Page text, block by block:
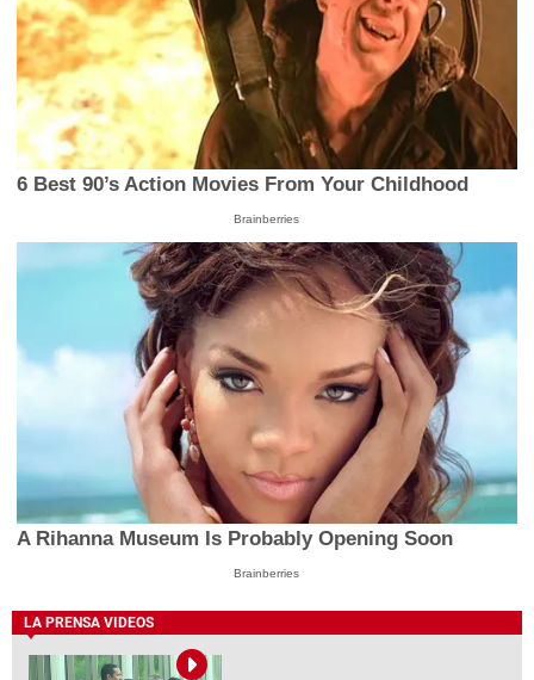
6 Best 90’s Action Movies From Your Childhood
Brainberries
A Rihanna Museum Is Probably Opening Soon
Brainberries
LA PRENSA VIDEOS